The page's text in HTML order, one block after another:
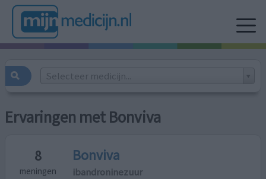
Selecteer medicijn...
Ervaringen met Bonviva
8
meningen
Bonviva
ibandroninezuur